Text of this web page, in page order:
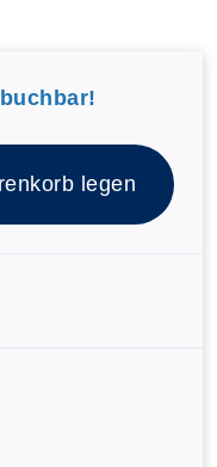
legen